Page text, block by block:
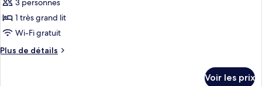
pour
ce
type
chambre :
3 personnes
1 très grand lit
Wi-Fi gratuit
Plus de détails
Plus
Voir les prix